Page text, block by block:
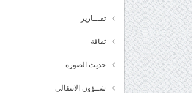
تقـــارير
ثقافة
حديث الصورة
شــؤون الانتقالي